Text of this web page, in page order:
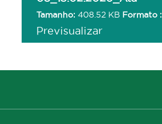
Tamanho: 408.52 KB Formato :
Previsualizar